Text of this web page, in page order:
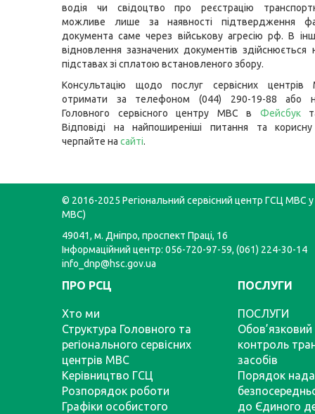
водія чи свідоцтво про реєстрацію
можливе лише за наявності підтвердження
документа саме через військову агресію рф. В
відновлення зазначених документів здійснюється
підставах зі сплатою встановленого збору.
Консультацію щодо послуг сервісних
отримати за телефоном (044) 290-19-88 або
Головного сервісного центру МВС в Фейсбук
Відповіді на найпоширеніші питання та
черпайте на сайті.
© 2016-2025 Регіональний сервісний центр ГСЦ МВС у
МВС)
49041, м. Дніпро, проспект Праці, 16
Інформаційний центр: 056-720-97-59, (061) 224-30-14
info_dnp@hsc.gov.ua
ПРО РСЦ
Хто ми
Структура Головного та
регіонального сервісних
центрів МВС
Керівництво ГСЦ
Розпорядок роботи
Графіки особистого
ПОСЛУГИ
ПОСЛУГИ
Обов’язковий
контроль
засобів
Порядок
до Єдиного